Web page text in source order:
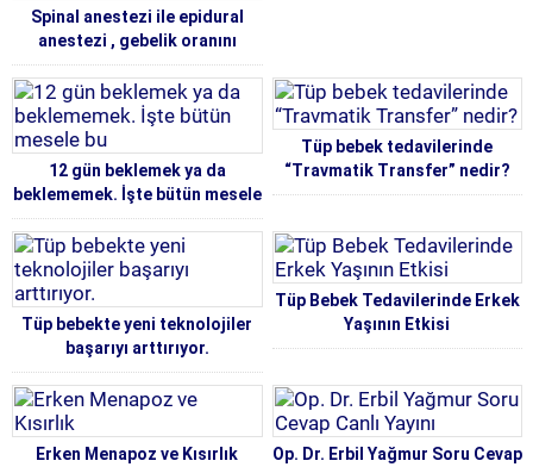
Spinal anestezi ile epidural
anestezi , gebelik oranını
arttırıcı tedavi ,Yumurtlama
takibi , Dhea kaliteyi artırır mı
,Tüp Bebek Tedavileri Hasta
Soru ve Cevapları -42-
12 gün beklemek ya da
beklememek. İşte bütün mesele
bu
Tüp bebek tedavilerinde
“Travmatik Transfer” nedir?
Tüp bebekte yeni teknolojiler
başarıyı arttırıyor.
Tüp Bebek Tedavilerinde Erkek
Yaşının Etkisi
Erken Menapoz ve Kısırlık
Op. Dr. Erbil Yağmur Soru Cevap